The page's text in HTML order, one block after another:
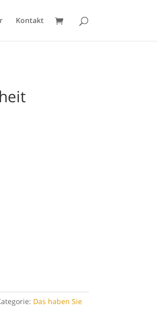
Kontakt
Das haben Sie